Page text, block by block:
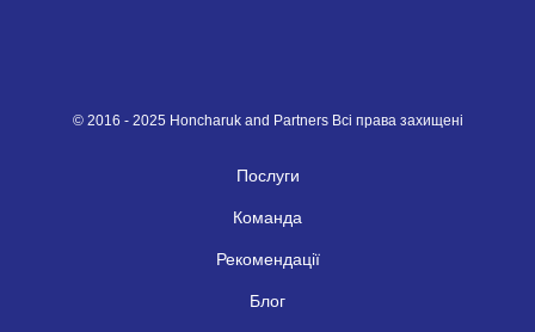
© 2016 - 2025 Honcharuk and Partners Всі права захищені
Послуги
Команда
Рекомендації
Блог